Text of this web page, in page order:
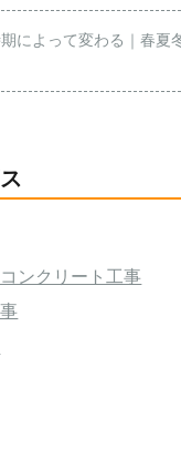
によって変わる｜春夏
ンクリート工事